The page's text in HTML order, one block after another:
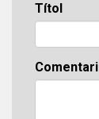
Títol
Comentari